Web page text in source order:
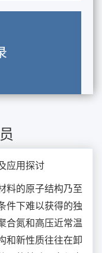
应用探讨
料的原子结构乃至
件下难以获得的独
合氮和高压近常温
和新性质往往在卸